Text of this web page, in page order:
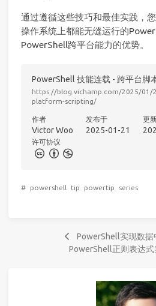
通过遵循这些技巧和最佳实践，
操作系统上都能无缝运行的
PowerShell跨平台能力的优势。
PowerShell 技能连载 - 跨平台脚
https://blog.vichamp.com/2025/01/
platform-scripting/
作者
Victor Woo
发布于
2025-01-21
更
许可协议
# powershell tip powertip series
PowerShell实现数据
PowerShell正则表达